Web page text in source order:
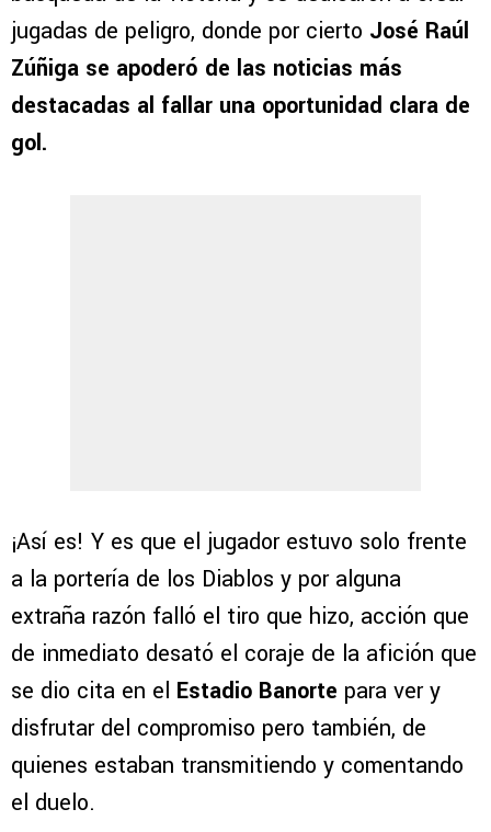
jugadas de peligro, donde por cierto José Raúl
Zúñiga se apoderó de las noticias más
destacadas al fallar una oportunidad clara de
gol.
¡Así es! Y es que el jugador estuvo solo frente
a la portería de los Diablos y por alguna
extraña razón falló el tiro que hizo, acción que
de inmediato desató el coraje de la afición que
se dio cita en el Estadio Banorte para ver y
disfrutar del compromiso pero también, de
quienes estaban transmitiendo y comentando
el duelo.